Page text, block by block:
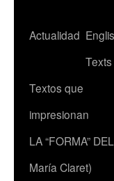
Actualidad
Texts
Textos que
impresionan
LA “FORMA”
María Claret)